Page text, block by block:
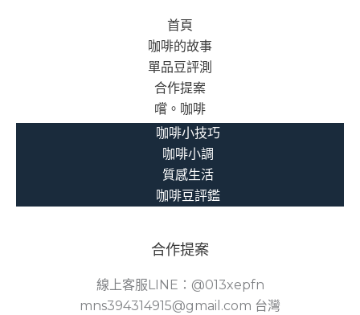
首頁
咖啡的故事
單品豆評測
合作提案
嚐。咖啡
咖啡小技巧
咖啡小調
質感生活
咖啡豆評鑑
合作提案
線上客服LINE：@013xepfn
mns394314915@gmail.com 台灣